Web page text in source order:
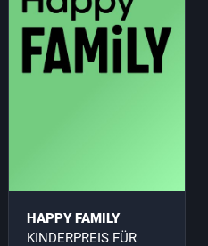
HAPPY FAMILY
KINDERPREIS FÜR